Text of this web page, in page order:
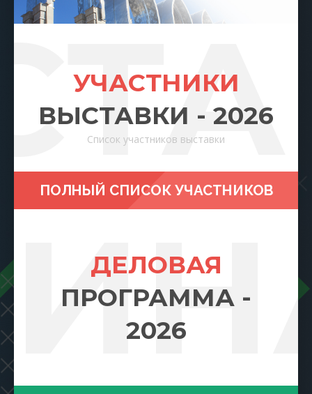
УЧАСТНИКИ
ВЫСТАВКИ - 2026
Список участников выставки
ПОЛНЫЙ СПИСОК УЧАСТНИКОВ
ДЕЛОВАЯ
ПРОГРАММА -
2026